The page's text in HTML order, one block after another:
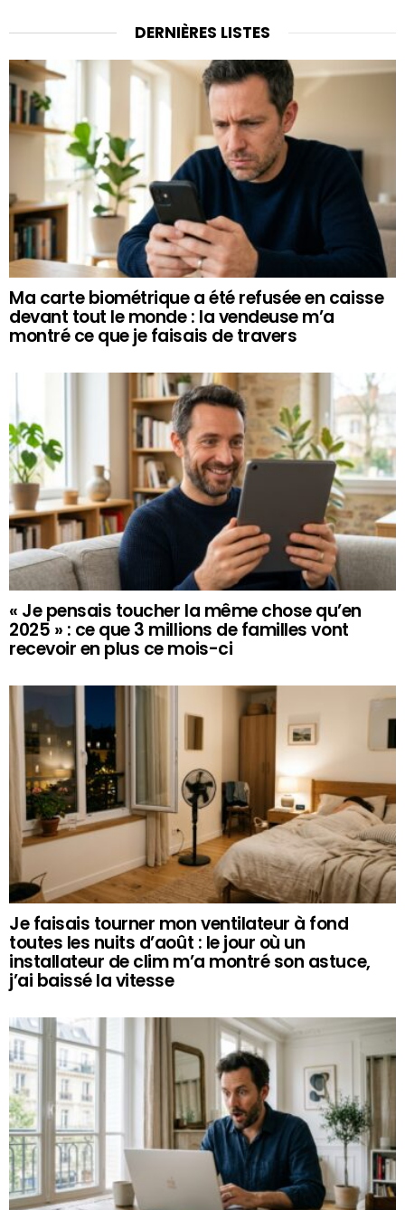
DERNIÈRES LISTES
Ma carte biométrique a été refusée en caisse
devant tout le monde : la vendeuse m’a
montré ce que je faisais de travers
« Je pensais toucher la même chose qu’en
2025 » : ce que 3 millions de familles vont
recevoir en plus ce mois-ci
Je faisais tourner mon ventilateur à fond
toutes les nuits d’août : le jour où un
installateur de clim m’a montré son astuce,
j’ai baissé la vitesse